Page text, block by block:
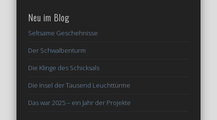
Neu im Blog
Seltsame Geschehnisse
Der Schwalbenturm
Die Klinge des Schicksals
Die Insel der Tausend Leuchttürme
Das war 2025 – ein Jahr der Projekte